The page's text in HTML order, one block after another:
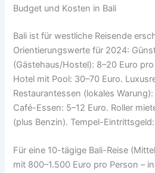
Budget und Kosten in Bali
Bali ist für westliche Reisende
Orientierungswerte für 2024:
(Gästehaus/Hostel): 8–20 Euro
Hotel mit Pool: 30–70 Euro.
Restaurantessen (lokales
Café-Essen: 5–12 Euro. Roller
(plus Benzin). Tempel-Eintrittsgeld:
Für eine 10-tägige Bali-Reise
mit 800–1.500 Euro pro Person –